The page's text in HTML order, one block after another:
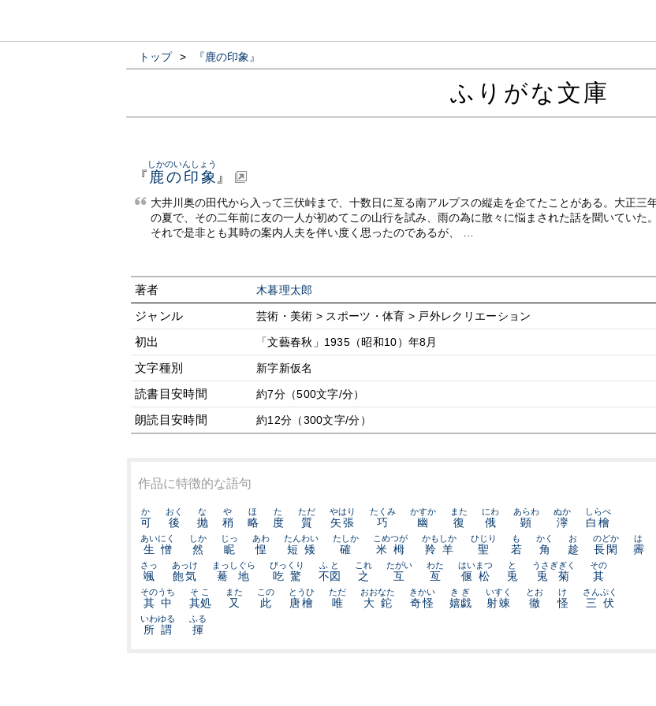
トップ > 『鹿の印象』
ふりがな文庫
『 鹿の印象
しかのいんしょう
』
大井川奥の田代から入って三伏峠まで、十数日に亙る南アルプスの縦走を企てたことがある。大正三
の夏で、その二年前に友の一人が初めてこの山行を試み、雨の為に散々に悩まされた話を聞いていた。
それで是非とも其時の案内人夫を伴い度く思ったのであるが、 …
著者 木暮理太郎
ジャンル 芸術・美術 > スポーツ・体育 > 戸外レクリエーション
初出 「文藝春秋」1935（昭和10）年8月
文字種別 新字新仮名
読書目安時間 約7分（500文字/分）
朗読目安時間 約12分（300文字/分）
作品に特徴的な語句
可
か
後
おく
抛
な
稍
や
略
ほ
度
た
質
ただ
矢張
やはり
巧
たくみ
幽
かすか
復
また
俄
にわ
顕
あらわ
濘
ぬか
白檜
しらべ
生憎
あいにく
然
しか
眤
じっ
惶
あわ
短矮
たんわい
確
たしか
米栂
こめつが
羚羊
かもしか
聖
ひじり
若
も
角
かく
趁
お
長閑
のどか
霽
は
颯
さっ
飽気
あっけ
驀地
まっしぐら
吃驚
びっくり
不図
ふと
之
これ
互
たがい
亙
わた
偃松
はいまつ
兎
と
兎菊
うさぎぎく
其
その
其中
そのうち
其処
そこ
又
また
此
この
唐檜
とうひ
唯
ただ
大鉈
おおなた
奇怪
きかい
嬉戯
きぎ
射竦
いすく
徹
とお
怪
け
三伏
さんぷく
所謂
いわゆる
揮
ふる